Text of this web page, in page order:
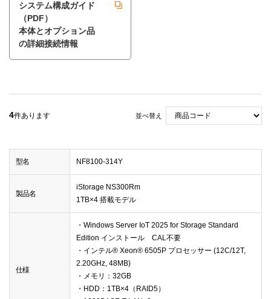
システム構成ガイド
（PDF）
本体とオプション品
の詳細接続情報
4件あります 並べ替え
型名 NF8100-314Y
製品名
iStorage NS300Rm
1TB×4 搭載モデル
仕様
・Windows Server IoT 2025 for Storage Standard
Edition インストール CAL不要
・インテル® Xeon® 6505P プロセッサー (12C/12T,
2.20GHz, 48MB)
・メモリ：32GB
・HDD：1TB×4（RAID5）